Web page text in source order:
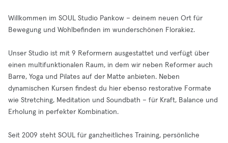
Willkommen im SOUL Studio Pankow – deinem neuen Ort für
Bewegung und Wohlbefinden im wunderschönen Florakiez.
Unser Studio ist mit 9 Reformern ausgestattet und verfügt über
einen multifunktionalen Raum, in dem wir neben Reformer auch
Barre, Yoga und Pilates auf der Matte anbieten. Neben
dynamischen Kursen findest du hier ebenso restorative Formate
wie Stretching, Meditation und Soundbath – für Kraft, Balance und
Erholung in perfekter Kombination.
Seit 2009 steht SOUL für ganzheitliches Training, persönliche